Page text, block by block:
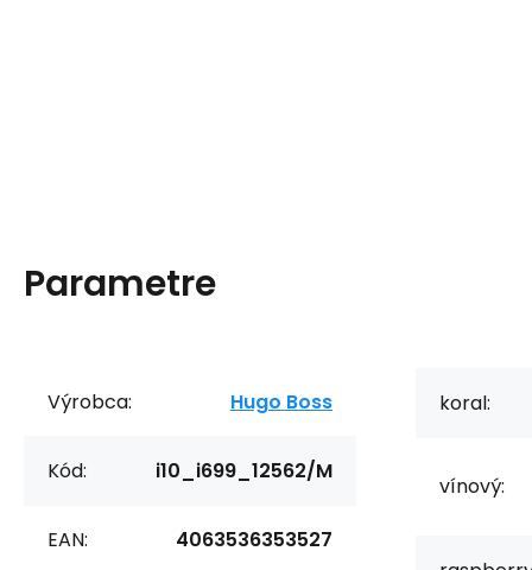
Parametre
Výrobca: Hugo Boss
Kód: i10_i699_12562/M
EAN: 4063536353527
koral:
vínový: